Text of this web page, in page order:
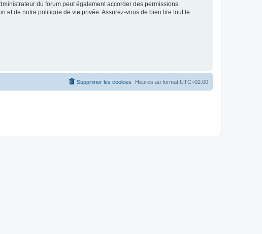
du forum peut également accorder des permissions
et de notre politique de vie privée. Assurez-vous de bien lire tout le
Heures au format UTC+02:00
Supprimer les cookies